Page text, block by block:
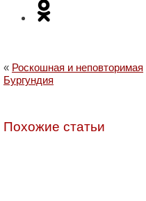
« Роскошная и неповторимая
Бургундия
Похожие статьи